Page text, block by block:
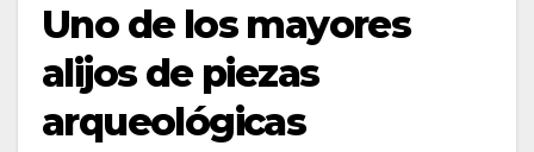
Uno de los mayores
alijos de piezas
arqueológicas